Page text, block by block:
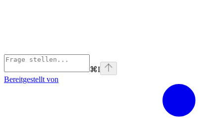
⌘I
Bereitgestellt von